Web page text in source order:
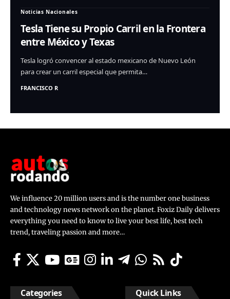
Noticias Nacionales
Tesla Tiene su Propio Carril en la Frontera
entre México y Texas
Tesla logró convencer al estado mexicano de Nuevo León
para crear un carril especial que permita…
FRANCISCO R
We influence 20 million users and is the number one business
and technology news network on the planet. Foxiz Daily delivers
everything you need to know to live your best life, best tech
trend, traveling passion and more…
Categories Quick Links